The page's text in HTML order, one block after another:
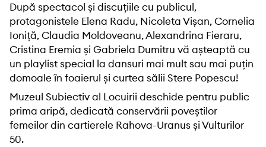
După spectacol și discuțiile cu publicul,
protagonistele Elena Radu, Nicoleta Vișan, Cornelia
Ioniță, Claudia Moldoveanu, Alexandrina Fieraru,
Cristina Eremia și Gabriela Dumitru vă așteaptă cu
un playlist special la dansuri mai mult sau mai puțin
domoale în foaierul și curtea sălii Stere Popescu!
Muzeul Subiectiv al Locuirii deschide pentru public
prima aripă, dedicată conservării poveștilor
femeilor din cartierele Rahova-Uranus și Vulturilor
50.